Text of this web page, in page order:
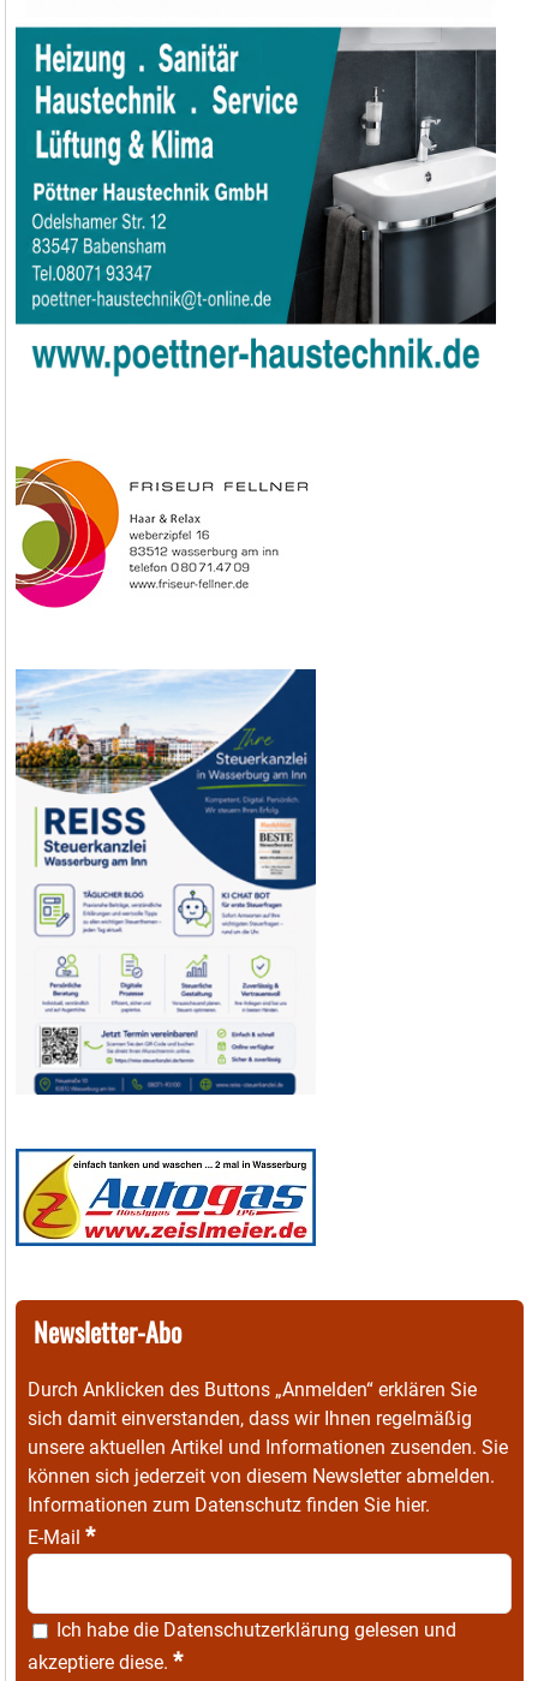
Newsletter-Abo
Durch Anklicken des Buttons „Anmelden“ erklären Sie
sich damit einverstanden, dass wir Ihnen regelmäßig
unsere aktuellen Artikel und Informationen zusenden. Sie
können sich jederzeit von diesem Newsletter abmelden.
Informationen zum Datenschutz finden Sie hier.
E-Mail *
Ich habe die Datenschutzerklärung gelesen und
akzeptiere diese. *